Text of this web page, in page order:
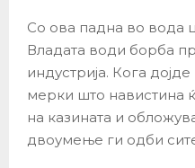
Со ова падна во вода
Владата води борба
индустрија. Кога
мерки што навистина
на казината и
двоумење ги одби